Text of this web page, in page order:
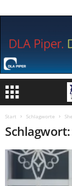
Start Schlagworte